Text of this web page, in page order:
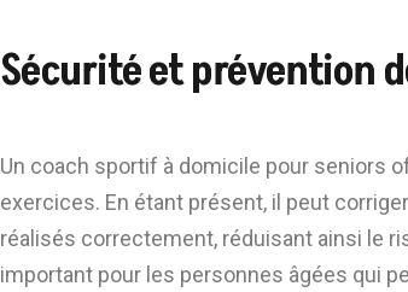
Sécurité et prévention
Un coach sportif à domicile pour seniors
exercices. En étant présent, il peut
réalisés correctement, réduisant ainsi le
important pour les personnes âgées qui